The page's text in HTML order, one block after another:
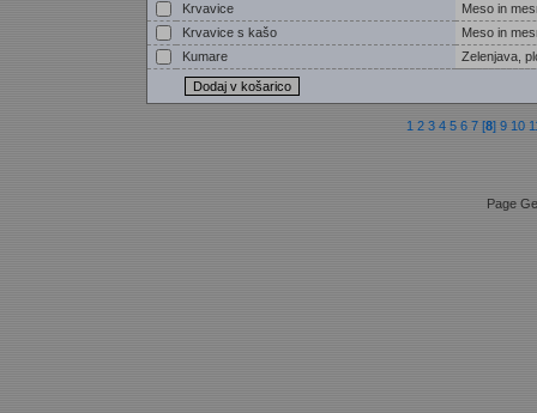
Krvavice
Meso in
Krvavice s kašo
Meso in
Kumare
Zelenjava,
1 2 3 4 5 6 7 [8] 9 10
Page